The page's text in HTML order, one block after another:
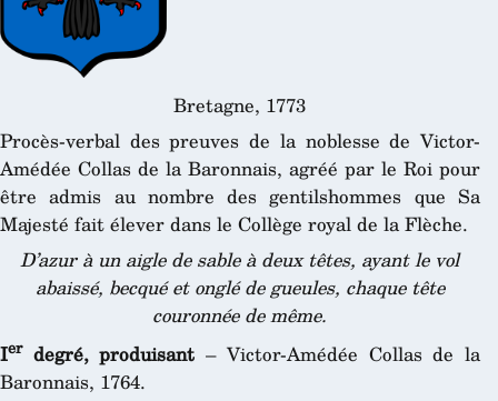
Bretagne, 1773
Procès-verbal des preuves de la noblesse de Victor-
Amédée Collas de la Baronnais, agréé par le Roi pour
être admis au nombre des gentilshommes que Sa
Majesté fait élever dans le Collège royal de la Flèche.
D’azur à un aigle de sable à deux têtes, ayant le vol
abaissé, becqué et onglé de gueules, chaque tête
couronnée de même.
Ierdegré, produisant – Victor-Amédée Collas de la
Baronnais, 1764.